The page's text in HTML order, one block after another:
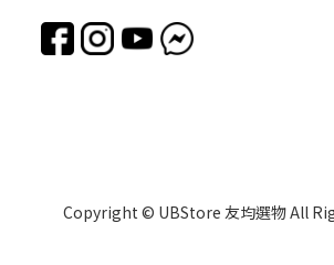
Copyright © UBStore 友均選物 All